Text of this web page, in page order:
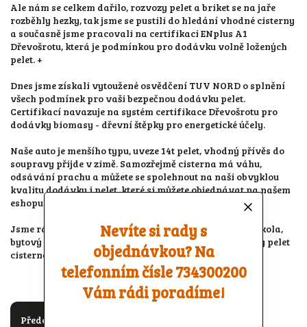
Nevíte si rady s
objednávkou? Na
telefonním čísle 734300200
Vám rádi poradíme!
Ale nám se celkem dařilo, rozvozy pelet a briket se na jaře
rozběhly hezky, tak jsme se pustili do hledání vhodné cisterny
a současně jsme pracovali na certifikaci ENplus A1
Dřevošrotu, která je podmínkou pro dodávku volně ložených
pelet. +
Dnes jsme získali vytoužené osvědčení TUV NORD o splnění
všech podmínek pro vaši bezpečnou dodávku pelet.
Certifikací navazuje na systém certifikace Dřevošrotu pro
dodávky biomasy - dřevní štěpky pro energetické účely.
Naše auto je menšího typu, uveze 14t pelet, vhodný přívěs do
soupravy přijde v zimě. Samozřejmě cisterna má váhu,
odsávání prachu a můžete se spolehnout na naši obvyklou
kvalitu dodávky i pelet, které si můžete objednávat na našem
eshopu.
Jsme rádi, že nyní uspokojíme i zákazníky typu hotel, škola,
bytový dům, kde jsou palety zbytečně pracné a dodávky pelet
cisternou navíc levnější.
Předchozí článek